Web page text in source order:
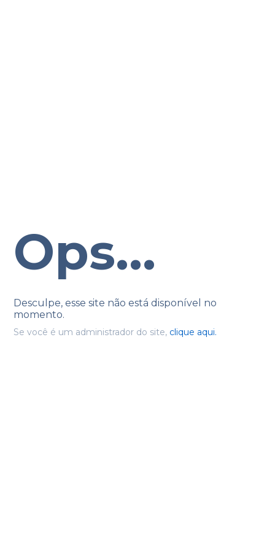
Ops...
Desculpe, esse site não está disponível no
momento.
Se você é um administrador do site, clique aqui.